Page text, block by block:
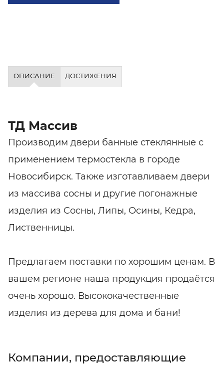
ОПИСАНИЕ ДОСТИЖЕНИЯ
ТД Массив
Производим двери банные стеклянные с
применением термостекла в городе
Новосибирск. Также изготавливаем двери
из массива сосны и другие погонажные
изделия из Сосны, Липы, Осины, Кедра,
Лиственницы.
Предлагаем поставки по хорошим ценам. В
вашем регионе наша продукция продаётся
очень хорошо. Высококачественные
изделия из дерева для дома и бани!
Компании, предоставляющие